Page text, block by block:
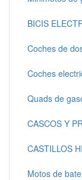
BICIS
Coches de
Coches
Quads de
CASCOS Y
CASTILLOS
Motos de